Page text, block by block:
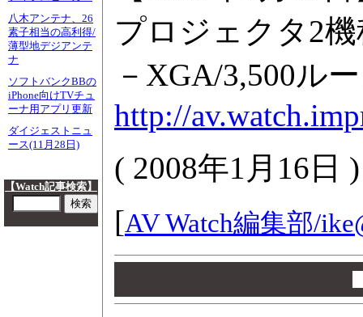
八木アンテナ、26
素子相当の高利得/
薄型地デジアンテ
ナ
ソフトバンクBBの
iPhone向けTVチュ
ーナ用アプリ更新
ダイジェストニュ
ース(11月28日)
【Watch記事検索】
プロジェクタ2
－XGA/3,500ル
http://
( 2008年1月16日 )
[AV Watch編集部/